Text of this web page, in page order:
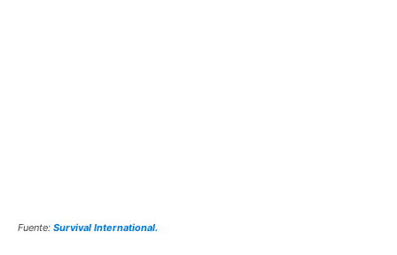
Fuente: Survival International.